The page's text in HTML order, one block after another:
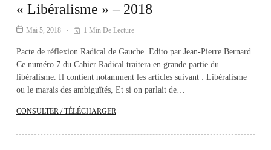
« Libéralisme » – 2018
Mai 5, 2018 1 Min De Lecture
Pacte de réflexion Radical de Gauche. Edito par Jean-Pierre Bernard.
Ce numéro 7 du Cahier Radical traitera en grande partie du
libéralisme. Il contient notamment les articles suivant : Libéralisme
ou le marais des ambiguïtés, Et si on parlait de…
CONSULTER / TÉLÉCHARGER